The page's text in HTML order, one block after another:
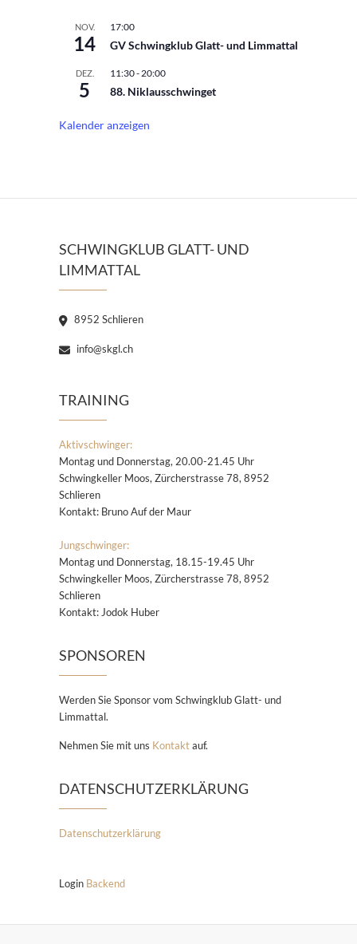
NOV.
14
17:00
GV Schwingklub Glatt- und Limmattal
DEZ.
5
11:30- 20:00
88. Niklausschwinget
Kalender anzeigen
SCHWINGKLUB GLATT- UND
LIMMATTAL
8952 Schlieren
info@skgl.ch
TRAINING
Aktivschwinger:
Montag und Donnerstag, 20.00-21.45 Uhr
Schwingkeller Moos, Zürcherstrasse 78, 8952
Schlieren
Kontakt: Bruno Auf der Maur
Jungschwinger:
Montag und Donnerstag, 18.15-19.45 Uhr
Schwingkeller Moos, Zürcherstrasse 78, 8952
Schlieren
Kontakt: Jodok Huber
SPONSOREN
Werden Sie Sponsor vom Schwingklub Glatt- und
Limmattal.
Nehmen Sie mit uns Kontaktauf.
DATENSCHUTZERKLÄRUNG
Datenschutzerklärung
Login Backend